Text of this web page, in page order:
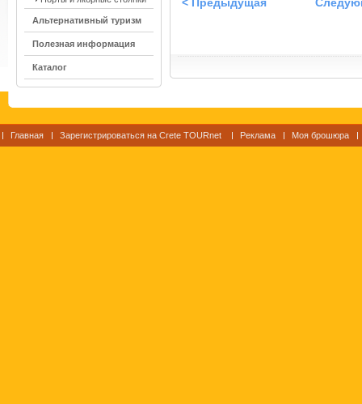
Альтернативный туризм
Полезная информация
Каталог
< Предыдущая
Главная Зарегистрироваться на Crete TOURnet Реклама Моя брошюра